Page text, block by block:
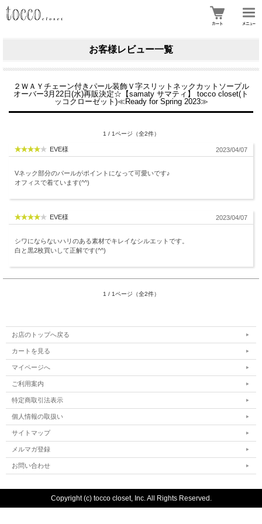
お客様レビュー一覧
２ＷＡＹチェーン付きパール装飾Ｖ字スリットネックカットソープル
オーバー3月22日(水)再販決定☆【samaty サマティ】 tocco closet(ト
ッコクローゼット)≪Ready for Spring 2023≫
1 / 1ページ（全2件）
EVE様 2023/04/07
Vネック部分のパールがポイントになって可愛いです♪
オフィスで着ています(^^)
EVE様 2023/04/07
シワにならないハリのある素材でキレイなシルエットです。
白と黒2枚買いして正解です(^^)
1 / 1ページ（全2件）
お店のトップへ戻る
カートを見る
マイページへ
ご利用案内
特定商取引法表示
個人情報の取扱い
サイトマップ
メルマガ登録
お問い合わせ
Copyright (c) tocco closet, Inc. All Rights Reserved.